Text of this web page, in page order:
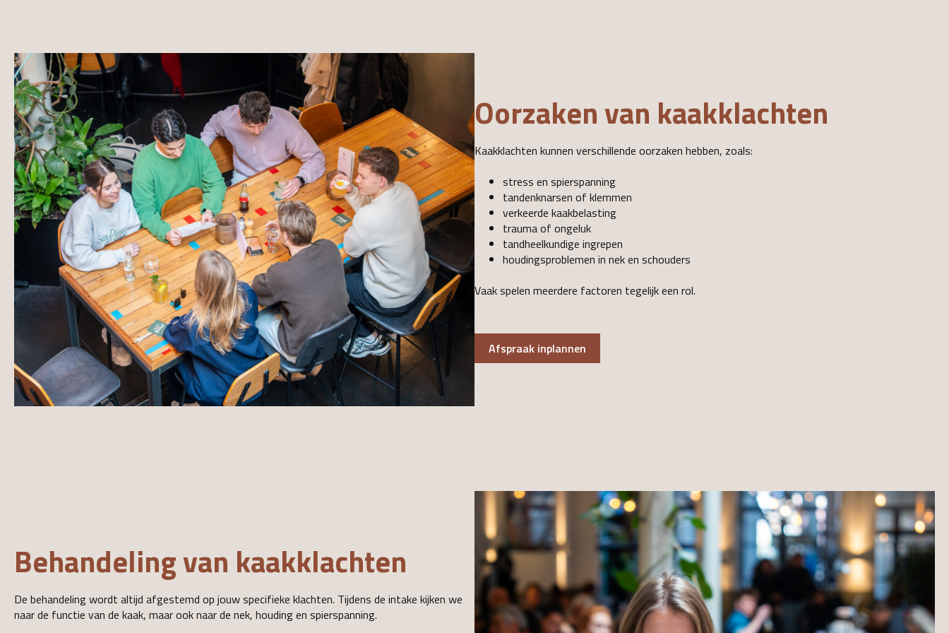
Oorzaken van kaakklachten
Kaakklachten kunnen verschillende oorzaken hebben, zoals:
stress en spierspanning
tandenknarsen of klemmen
verkeerde kaakbelasting
trauma of ongeluk
tandheelkundige ingrepen
houdingsproblemen in nek en schouders
Vaak spelen meerdere factoren tegelijk een rol.
Afspraak inplannen
Behandeling van kaakklachten
De behandeling wordt altijd afgestemd op jouw specifieke klachten. Tijdens de intake kijken we
naar de functie van de kaak, maar ook naar de nek, houding en spierspanning.